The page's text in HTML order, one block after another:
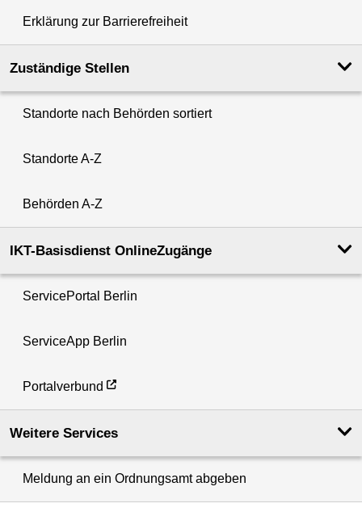
Erklärung zur Barrierefreiheit
Zuständige Stellen
Standorte nach Behörden sortiert
Standorte A-Z
Behörden A-Z
IKT-Basisdienst OnlineZugänge
ServicePortal Berlin
ServiceApp Berlin
Portalverbund
Weitere Services
Meldung an ein Ordnungsamt abgeben